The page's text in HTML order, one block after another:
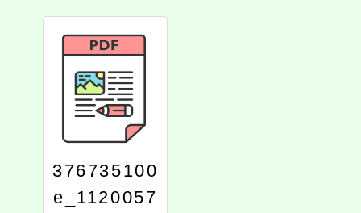
376735100
e_1120057